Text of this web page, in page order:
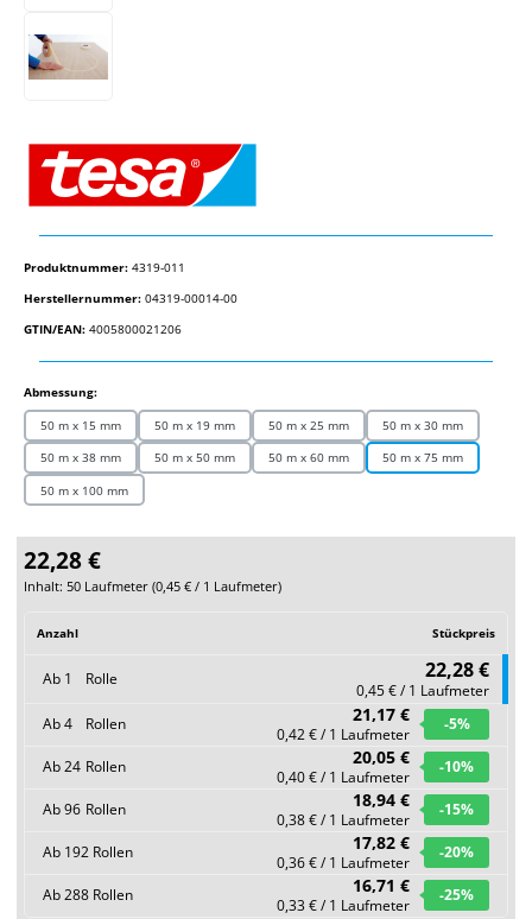
Produktnummer: 4319-011
Herstellernummer: 04319-00014-00
GTIN/EAN: 4005800021206
Abmessung:auswählen
50 m x 15 mm 50 m x 19 mm 50 m x 25 mm
50 m x 30 mm
50 m x 38 mm
50 m x 50 mm 50 m x 60 mm
50 m x 75 mm
50 m x 100 mm
22,28 €
Inhalt: 50 Laufmeter (0,45 € / 1 Laufmeter)
Anzahl Stückpreis
Ab 1 Rolle 22,28 €
0,45 € / 1 Laufmeter
Ab4 Rollen 21,17 €
0,42 € / 1 Laufmeter
-5%
Ab24 Rollen 20,05 €
0,40 € / 1 Laufmeter
-10%
Ab96 Rollen 18,94 €
0,38 € / 1 Laufmeter
-15%
Ab 192 Rollen 17,82 €
0,36 € / 1 Laufmeter
-20%
Ab288 Rollen 16,71 €
0,33 € / 1 Laufmeter
-25%